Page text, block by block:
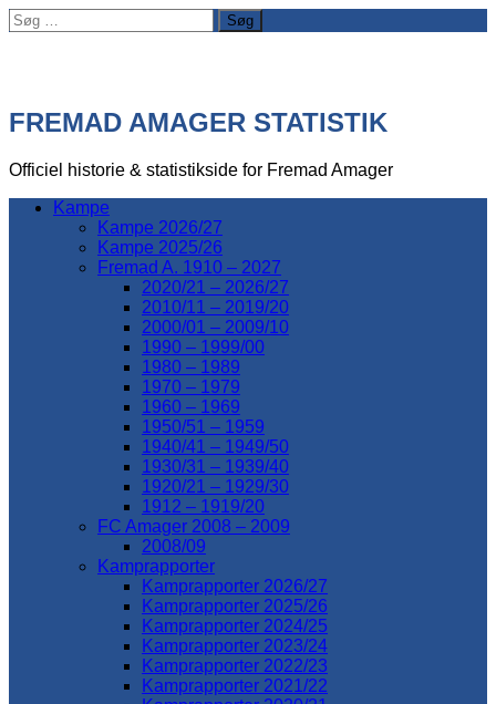
Søg
efter:
FREMAD AMAGER STATISTIK
Officiel historie & statistikside for Fremad Amager
Kampe
Kampe 2026/27
Kampe 2025/26
Fremad A. 1910 – 2027
2020/21 – 2026/27
2010/11 – 2019/20
2000/01 – 2009/10
1990 – 1999/00
1980 – 1989
1970 – 1979
1960 – 1969
1950/51 – 1959
1940/41 – 1949/50
1930/31 – 1939/40
1920/21 – 1929/30
1912 – 1919/20
FC Amager 2008 – 2009
2008/09
Kamprapporter
Kamprapporter 2026/27
Kamprapporter 2025/26
Kamprapporter 2024/25
Kamprapporter 2023/24
Kamprapporter 2022/23
Kamprapporter 2021/22